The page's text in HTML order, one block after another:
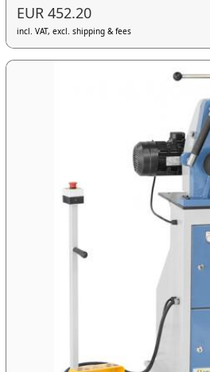
EUR 452.20
incl. VAT, excl. shipping & fees